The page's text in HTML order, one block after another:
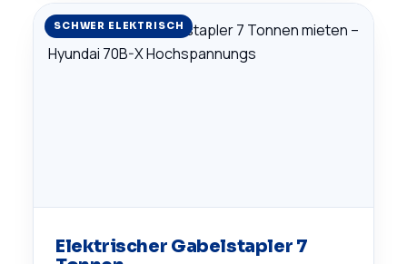
SCHWER ELEKTRISCH
Elektrischer Gabelstapler 7